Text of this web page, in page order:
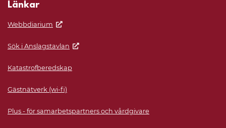
Länkar
Webbdiarium
Sök i Anslagstavlan
Katastrofberedskap
Gästnätverk (wi-fi)
Plus - för samarbetspartners och vårdgivare